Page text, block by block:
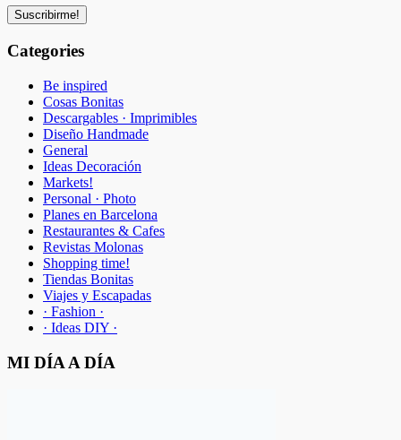
Categories
Be inspired
Cosas Bonitas
Descargables · Imprimibles
Diseño Handmade
General
Ideas Decoración
Markets!
Personal · Photo
Planes en Barcelona
Restaurantes & Cafes
Revistas Molonas
Shopping time!
Tiendas Bonitas
Viajes y Escapadas
· Fashion ·
· Ideas DIY ·
MI DÍA A DÍA